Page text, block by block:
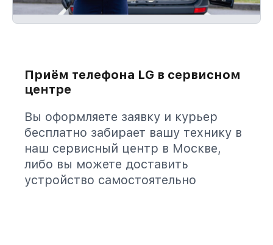
Приём телефона LG в сервисном
центре
Вы оформляете заявку и курьер
бесплатно забирает вашу технику в
наш сервисный центр в Москве,
либо вы можете доставить
устройство самостоятельно